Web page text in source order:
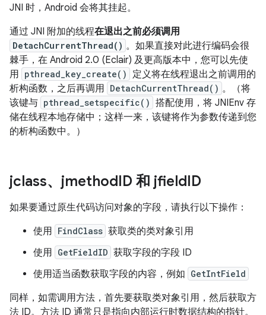
JNI 时，Android 会将其挂起。
通过 JNI 附加的线程在退出之前必须调用
DetachCurrentThread() 。如果直接对此进行编码会很
棘手，在 Android 2.0 (Eclair) 及更高版本中，您可以先使
用 pthread_key_create()
定义将在线程退出之前调用的
析构函数，之后再调用 DetachCurrentThread() 。（将
该键与 pthread_setspecific() 搭配使用，将 JNIEnv 存
储在线程本地存储中；这样一来，该键将作为参数传递到您
的析构函数中。）
jclass、jmethodID 和 jfieldID
如果要通过原生代码访问对象的字段，请执行以下操作：
使用 FindClass 获取类的类对象引用
使用 GetFieldID 获取字段的字段 ID
使用适当函数获取字段的内容，例如 GetIntField
同样，如需调用方法，首先要获取类对象引用，然后获取方
法 ID。方法 ID 通常只是指向内部运行时数据结构的指针。